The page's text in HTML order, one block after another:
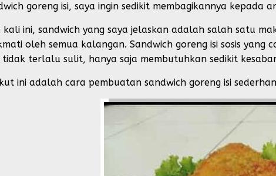
goreng isi, saya ingin sedikit membagikannya kepada
kali ini, sandwich yang saya jelaskan adalah salah satu
oleh semua kalangan. Sandwich goreng isi sosis
tidak terlalu sulit, hanya saja membutuhkan sedikit
ini adalah cara pembuatan sandwich goreng isi